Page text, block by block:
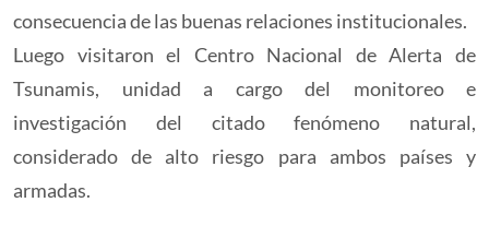
consecuencia de las buenas relaciones institucionales.
Luego visitaron el Centro Nacional de Alerta de
Tsunamis, unidad a cargo del monitoreo e
investigación del citado fenómeno natural,
considerado de alto riesgo para ambos países y
armadas.